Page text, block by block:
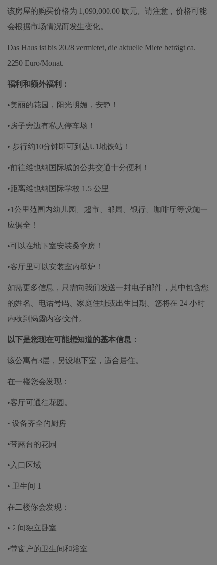
该房屋的购买价格为 1,090,000.00 欧元。请注意，价格可能
会根据市场情况而发生变化。
Das Haus ist bis 2028 vermietet, die aktuelle Miete beträgt ca.
2250 Euro/Monat.
福利和额外福利：
•美丽的花园，阳光明媚，安静！
•房子旁边有私人停车场！
• 步行约10分钟即可到达U1地铁站！
•前往维也纳国际城的公共交通十分便利！
•距离维也纳国际学校 1.5 公里
•1公里范围内幼儿园、超市、邮局、银行、咖啡厅等设施一
应俱全！
•可以在地下室安装桑拿房！
•客厅里可以安装室内壁炉！
如需更多信息，只需向我们发送一封电子邮件，其中包含您
的姓名、电话号码、家庭住址或出生日期。您将在 24 小时
内收到揭露内容/文件。
以下是您现在可能想知道的基本信息：
该公寓有3层，另设地下室，适合居住。
在一楼您会发现：
•客厅可通往花园。
• 设备齐全的厨房
•带露台的花园
•入口区域
• 卫生间 1
在二楼你会发现：
• 2 间独立卧室
•带窗户的卫生间和浴室